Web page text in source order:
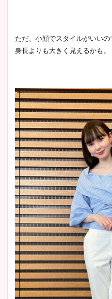
ただ、小顔でスタイルがいい
身長よりも大きく見えるかも。